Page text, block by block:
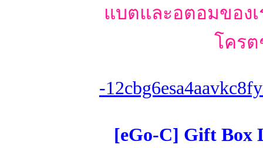
แบตและอตอมของ
โครต
-
[eGo-C] Gift Box